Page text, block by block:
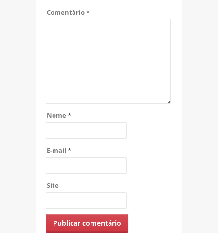
Comentário*
Nome *
E-mail *
Site